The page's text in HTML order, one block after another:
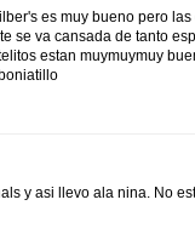
es muy bueno pero
se va cansada de tanto
estan muymuymuy
y asi llevo ala nina. No